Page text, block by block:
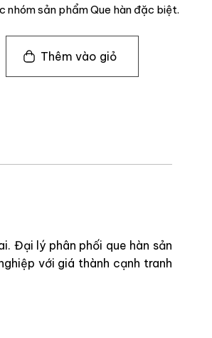
nhóm sản phẩm Que hàn đặc biệt.
Thêm vào giỏ
Đại lý phân phối que hàn sản
với giá thành cạnh tranh